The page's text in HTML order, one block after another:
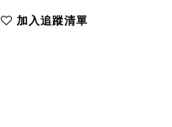
加入追蹤清單